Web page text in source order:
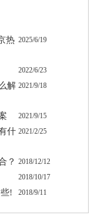
2025/6/19
热
2022/6/23
2021/9/18
解
2021/9/15
2021/2/25
什
2018/12/12
？
2018/10/17
2018/9/11
!